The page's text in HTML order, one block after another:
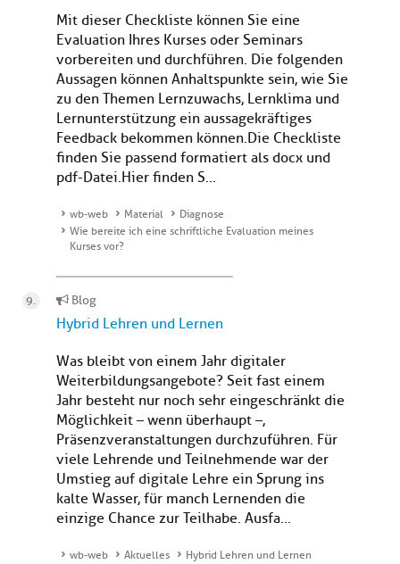
Mit dieser Checkliste können Sie eine
Evaluation Ihres Kurses oder Seminars
vorbereiten und durchführen. Die folgenden
Aussagen können Anhaltspunkte sein, wie Sie
zu den Themen Lernzuwachs, Lernklima und
Lernunterstützung ein aussagekräftiges
Feedback bekommen können.Die Checkliste
finden Sie passend formatiert als docx und
pdf-Datei.Hier finden S...
wb-web Material
Diagnose
Wie bereite ich eine schriftliche Evaluation meines
Kurses vor?
Blog
Hybrid Lehren und Lernen
Was bleibt von einem Jahr digitaler
Weiterbildungsangebote? Seit fast einem
Jahr besteht nur noch sehr eingeschränkt die
Möglichkeit – wenn überhaupt –,
Präsenzveranstaltungen durchzuführen. Für
viele Lehrende und Teilnehmende war der
Umstieg auf digitale Lehre ein Sprung ins
kalte Wasser, für manch Lernenden die
einzige Chance zur Teilhabe. Ausfa...
wb-web Aktuelles Hybrid Lehren und Lernen